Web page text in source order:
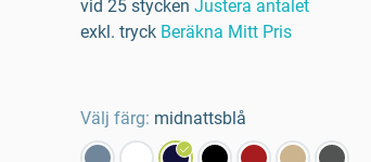
vid 25 stycken Justera antalet
exkl. tryck Beräkna Mitt Pris
Välj färg: midnattsblå